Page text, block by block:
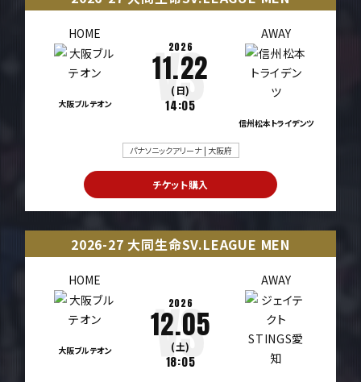
HOME
大阪ブルテオン
2026
11.22
(日)
14:05
AWAY
信州松本トライデンツ
パナソニックアリーナ | 大阪府
チケット購入
2026-27 大同生命SV.LEAGUE MEN
HOME
大阪ブルテオン
2026
12.05
(土)
18:05
AWAY